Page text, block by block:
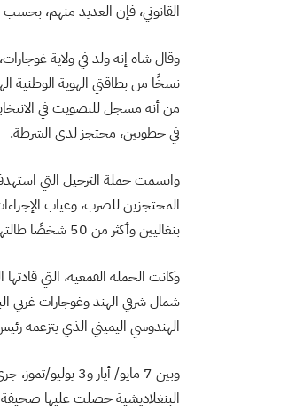
القانوني، فإن العديد منهم، بحسب
وقال شاه إنه ولد في ولاية
نسخًا من بطاقتي الهوية الوطنية
من أنه مسجل للتصويت في
في خطوتين، محتجز لدى الشرطة.
واتسمت حملة الترحيل التي
المحتجزين للضرب، وغياب
بنغاليين وأكثر من 50 شخصًا طالتهم الحملة، إضافة إلى مراجعة لبيانات حكومية ووثائق قضائية ومقاطع مصوّرة.
وكانت الحملة القمعية، التي
شمال شرقي الهند وغوجارات غربي
الهندوسي اليميني الذي يتزعمه